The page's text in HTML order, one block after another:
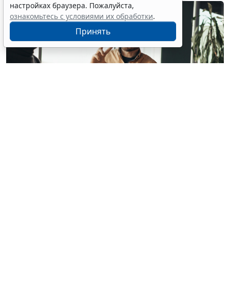
настройках браузера. Пожалуйста,
ознакомьтесь с условиями их обработки.
Принять